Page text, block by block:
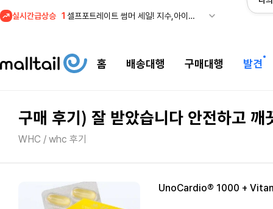
실시간급상승 1
4
프리미엄 반다이) 원피스 3주년 카드 프리오더 오픈! (인기 상품은 품절·재입고 반복)
홈 배송대행 구매대행 발견
구매 후기) 잘 받았습니다 안전하고
WHC / whc 후기
UnoCardio® 1000 +